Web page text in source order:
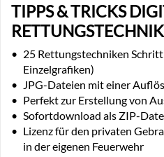
TIPPS & TRICKS
• 25 Rettungstechniken
Einzelgrafiken)
•
JPG-Dateien mit einer
• Perfekt zur Erstellung von
• Sofortdownload als ZIP-
• Lizenz für den privaten
in der eigenen Feuerwehr